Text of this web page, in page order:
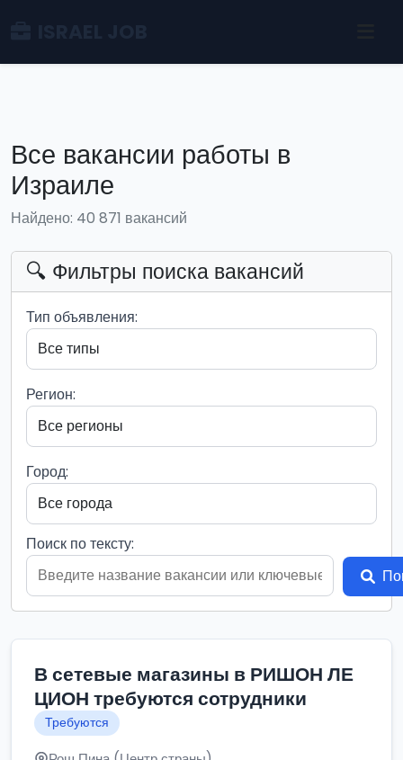
Все вакансии работы в
Израиле
Найдено: 40 871 вакансий
🔍 Фильтры поиска вакансий
Тип объявления:
Регион:
Город:
Поиск по тексту:
В сетевые магазины в РИШОН ЛЕ
ЦИОН требуются сотрудники
Требуются